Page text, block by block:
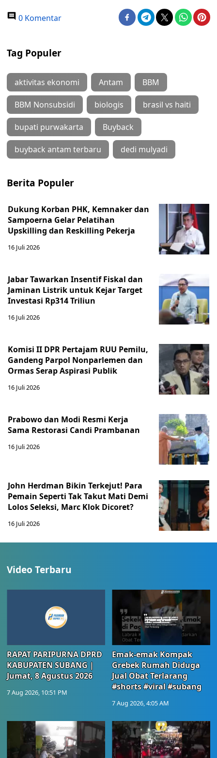
0 Komentar
Tag Populer
aktivitas ekonomi Antam BBM
BBM Nonsubsidi biologis brasil vs haiti
bupati purwakarta Buyback
buyback antam terbaru dedi mulyadi
Berita Populer
Dukung Korban PHK, Kemnaker dan
Sampoerna Gelar Pelatihan
Upskilling dan Reskilling Pekerja
16 Juli 2026
Jabar Tawarkan Insentif Fiskal dan
Jaminan Listrik untuk Kejar Target
Investasi Rp314 Triliun
16 Juli 2026
Komisi II DPR Pertajam RUU Pemilu,
Gandeng Parpol Nonparlemen dan
Ormas Serap Aspirasi Publik
16 Juli 2026
Prabowo dan Modi Resmi Kerja
Sama Restorasi Candi Prambanan
16 Juli 2026
John Herdman Bikin Terkejut! Para
Pemain Seperti Tak Takut Mati Demi
Lolos Seleksi, Marc Klok Dicoret?
16 Juli 2026
Video Terbaru
RAPAT PARIPURNA DPRD
KABUPATEN SUBANG |
Jumat, 8 Agustus 2026
7 Aug 2026, 10:51 PM
Emak-emak Kompak
Grebek Rumah Diduga
Jual Obat Terlarang
#shorts #viral #subang
7 Aug 2026, 4:05 AM